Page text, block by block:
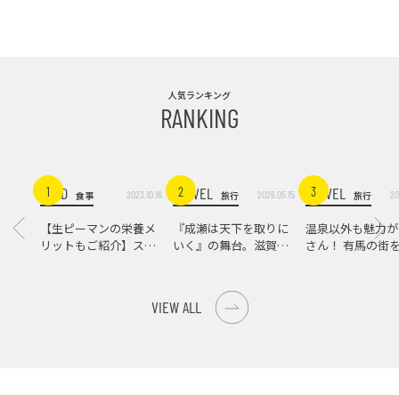
人気ランキング
RANKING
1FOOD 食事 2023.10.16
【生ピーマンの栄養メ
リットもご紹介】スパ
2
TRAVEL 旅行 2026.05.15
『成瀬は天下を取りに
いく』の舞台。滋賀県
3
TRAVEL 旅行
温泉以外も魅力
さん！ 有馬の街
VIEW ALL